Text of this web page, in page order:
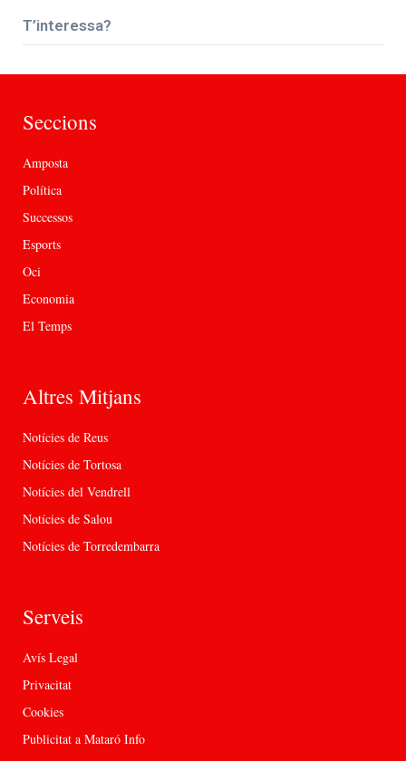
T’interessa?
Seccions
Amposta
Política
Successos
Esports
Oci
Economia
El Temps
Altres Mitjans
Notícies de Reus
Notícies de Tortosa
Notícies del Vendrell
Notícies de Salou
Notícies de Torredembarra
Serveis
Avís Legal
Privacitat
Cookies
Publicitat a Mataró Info